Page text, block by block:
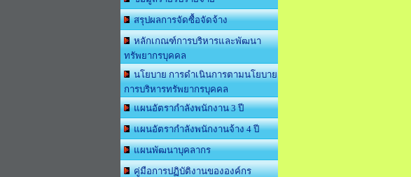
สรุปผลการจัดซื้อจัดจ้าง
หลักเกณฑ์การบริหารและพัฒนา
ทรัพยากรบุคคล
นโยบาย การดำเนินการตามนโยบาย
การบริหารทรัพยากรบุคคล
แผนอัตรากำลังพนักงาน 3 ปี
แผนอัตรากำลังพนักงานจ้าง 4 ปี
แผนพัฒนาบุคลากร
คู่มือการปฏิบัติงานขององค์กร